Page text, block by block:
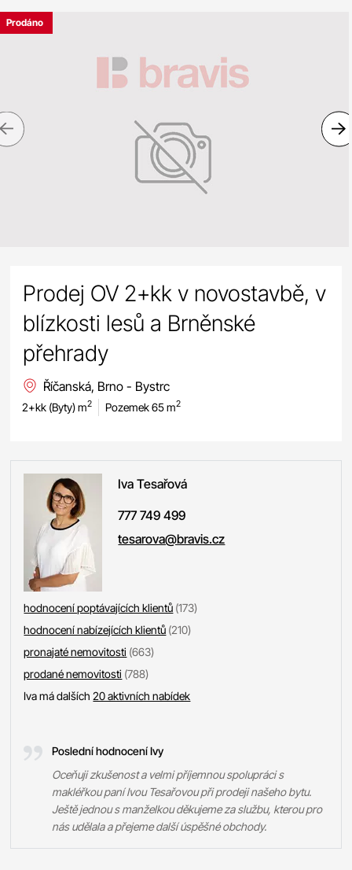
Prodáno
Prodej OV 2+kk v novostavbě, v
blízkosti lesů a Brněnské
přehrady
Říčanská, Brno - Bystrc
2+kk (Byty) m2 Pozemek 65 m2
IvaTesařová
777 749 499
tesarova@bravis.cz
hodnocení poptávajících klientů (173)
hodnocení nabízejících klientů (210)
pronajaté nemovitosti (663)
prodané nemovitosti (788)
Iva má dalších20 aktivních nabídek
Poslední hodnocení Ivy
Oceňuji zkušenost a velmi příjemnou spolupráci s
makléřkou paní Ivou Tesařovou při prodeji našeho bytu.
Ještě jednou s manželkou děkujeme za službu, kterou pro
nás udělala a přejeme další úspěšné obchody.